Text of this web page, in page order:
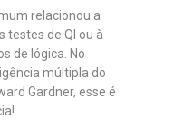
relacionou a
testes de QI ou à
de lógica. No
múltipla do
Gardner, esse é